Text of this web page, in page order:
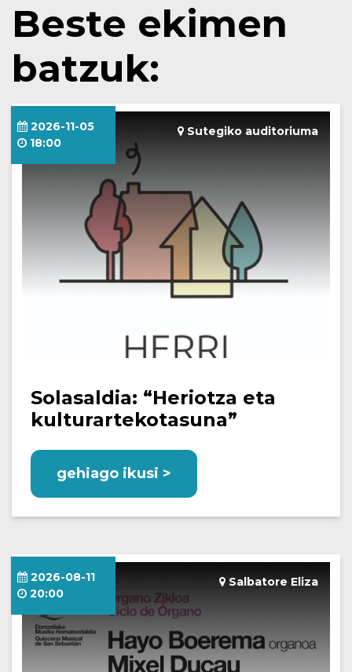
Beste ekimen
batzuk:
Sutegiko auditoriuma
2026-11-05
18:00
Solasaldia: “Heriotza eta
kulturartekotasuna”
gehiago ikusi >
Salbatore Eliza
2026-08-11
20:00